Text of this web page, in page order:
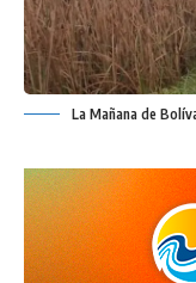
La Mañana de